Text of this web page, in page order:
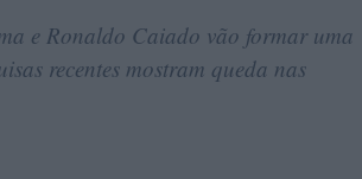
e Ronaldo Caiado vão formar uma
recentes mostram queda nas